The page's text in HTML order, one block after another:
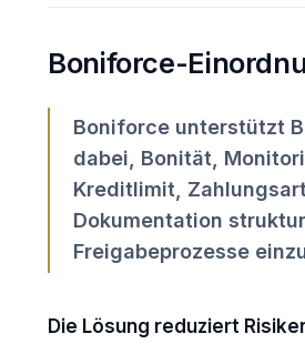
Boniforce-
Boniforce unterstützt
dabei, Bonität,
Kreditlimit,
Dokumentation
Freigabeprozesse
Die Lösung reduziert